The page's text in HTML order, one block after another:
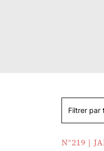
Filtrer par
N°219 |